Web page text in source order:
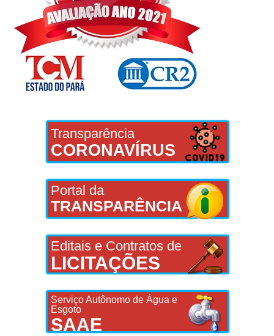
Transparência
CORONAVÍRUS
Portal da
TRANSPARÊNCIA
Editais e Contratos de
LICITAÇÕES
Serviço Autônomo de Água e
Esgoto
SAAE